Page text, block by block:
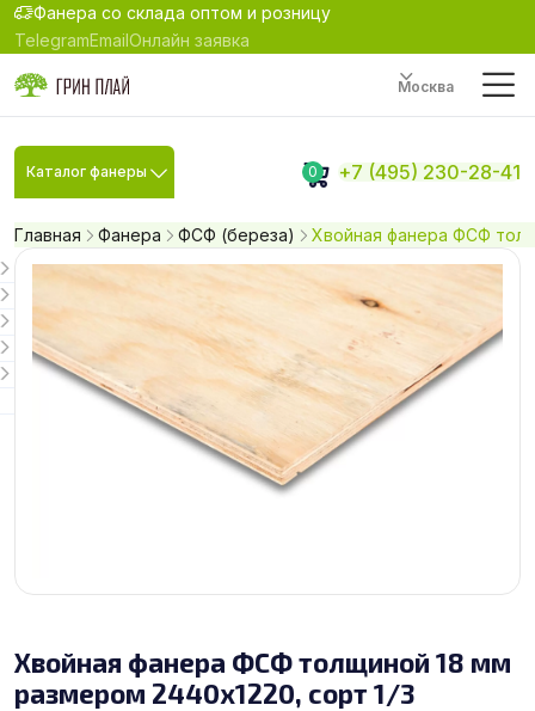
Фанера со склада оптом и розницу
TelegramEmailОнлайн заявка
Москва
Каталог фанеры 0 +7 (495) 230-28-41
Главная Фанера ФСФ (береза) Хвойная фанера ФСФ
Хвойная фанера ФСФ толщиной 18 мм
размером 2440х1220, сорт 1/3